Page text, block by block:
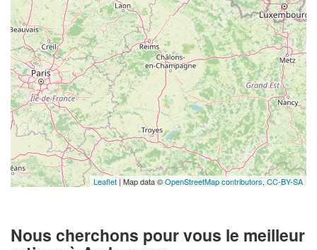
Leaflet| Map data ©OpenStreetMap contributors, CC-BY-SA
Nous cherchons pour vous le meilleur